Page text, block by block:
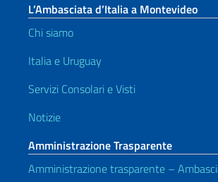
L’Ambasciata d’Italia a Montevideo
Chi siamo
Italia e Uruguay
Servizi Consolari e Visti
Notizie
Amministrazione Trasparente
Amministrazione trasparente –